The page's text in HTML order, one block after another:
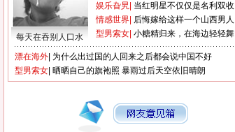
每天在吞别人口水
娱乐旮旯 当红明星不仅仅是名利双收
情感世界 后悔嫁给这样一个山西男人
型男索女 小糖精归来，在海边轻轻舞
漂在海外 为什么出过国的人回来之后都会说中国不好
型男索女 晒晒自己的旗袍照 暴雨过后天空依旧晴朗